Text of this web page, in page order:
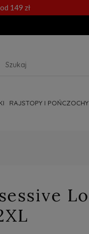
149 zł
RAJSTOPY I POŃCZOCHY